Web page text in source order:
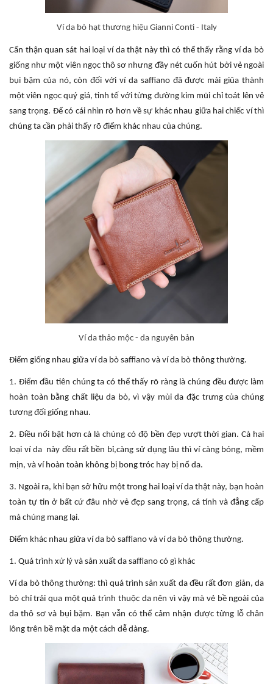
Ví da bò hạt thương hiệu Gianni Conti - Italy
Cẩn thận quan sát hai loại ví da thật này thì có thể thấy rằng ví da bò
giống như một viên ngọc thô sơ nhưng đầy nét cuốn hút bởi vẻ ngoài
bụi bặm của nó, còn đối với ví da saffiano đã được mài giũa thành
một viên ngọc quý giá, tinh tế với từng đường kim mũi chỉ toát lên vẻ
sang trọng. Để có cái nhìn rõ hơn về sự khác nhau giữa hai chiếc ví thì
chúng ta cần phải thấy rõ điểm khác nhau của chúng.
Ví da thảo mộc - da nguyên bản
Điểm giống nhau giữa ví da bò saffiano và ví da bò thông thường.
1. Điểm đầu tiên chúng ta có thể thấy rõ ràng là chúng đều được làm
hoàn toàn bằng chất liệu da bò, vì vậy mùi da đặc trưng của chúng
tương đối giống nhau.
2. Điều nổi bật hơn cả là chúng có độ bền đẹp vượt thời gian. Cả hai
loại ví da này đều rất bền bỉ,càng sử dụng lâu thì ví càng bóng, mềm
mịn, và ví hoàn toàn không bị bong tróc hay bị nổ da.
3. Ngoài ra, khi bạn sở hữu một trong hai loại ví da thật này, bạn hoàn
toàn tự tin ở bất cứ đâu nhờ vẻ đẹp sang trọng, cá tính và đẳng cấp
mà chúng mang lại.
Điểm khác nhau giữa ví da bò saffiano và ví da bò thông thường.
1. Quá trình xử lý và sản xuất da saffiano có gì khác
Ví da bò thông thường: thì quá trình sản xuất da đều rất đơn giản, da
bò chỉ trải qua một quá trình thuộc da nên vì vậy mà vẻ bề ngoài của
da thô sơ và bụi bặm. Bạn vẫn có thể cảm nhận được từng lỗ chân
lông trên bề mặt da một cách dễ dàng.